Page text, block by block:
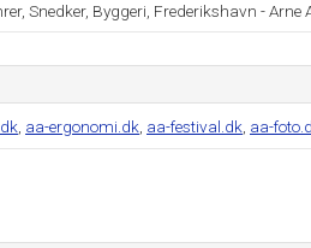
Snedker, Byggeri, Frederikshavn - Arne
aa-ergonomi.dk aa-festival.dk aa-